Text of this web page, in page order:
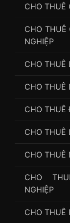
CHO THUÊ
CHO THUÊ
NGHIỆP
CHO THUÊ
CHO THUÊ
CHO THUÊ
CHO THUÊ
CHO THUÊ
CHO
NGHIỆP
CHO THUÊ